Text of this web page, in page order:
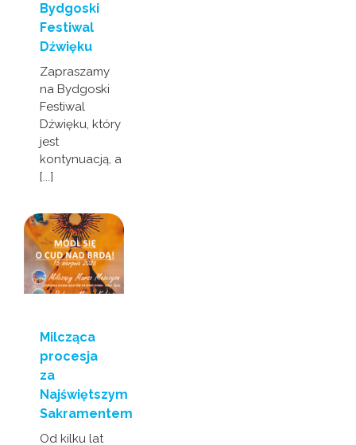
Bydgoski
Festiwal
Dźwięku
Zapraszamy
na Bydgoski
Festiwal
Dźwięku, który
jest
kontynuacją, a
[...]
Milcząca
procesja
za
Najświętszym
Sakramentem
Od kilku lat